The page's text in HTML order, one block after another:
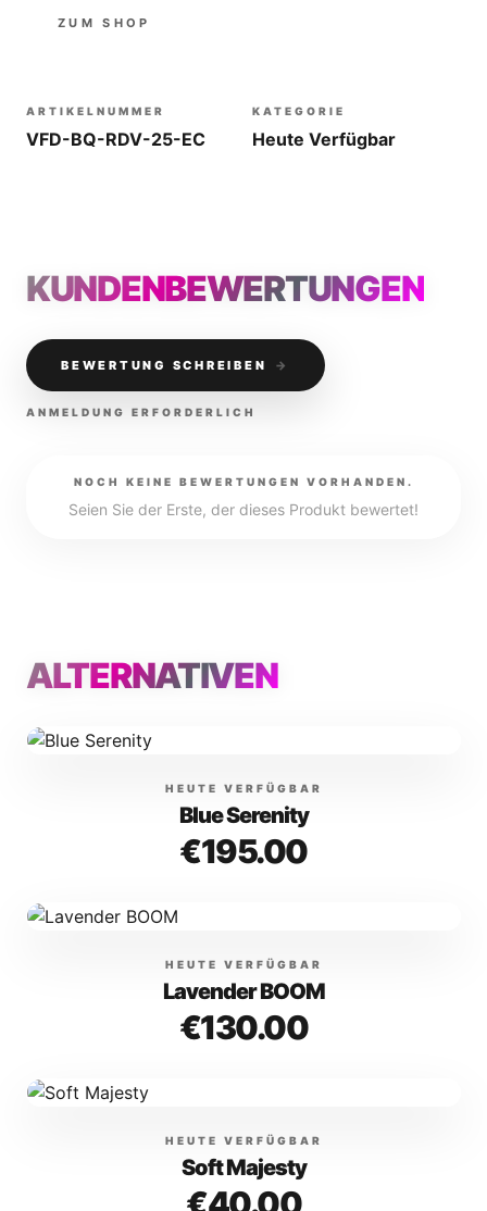
ZUM SHOP
ARTIKELNUMMER
VFD-BQ-RDV-25-EC
KATEGORIE
Heute Verfügbar
KUNDENBEWERTUNGEN
BEWERTUNG SCHREIBEN →
ANMELDUNG ERFORDERLICH
NOCH KEINE BEWERTUNGEN VORHANDEN.
Seien Sie der Erste, der dieses Produkt bewertet!
ALTERNATIVEN
HEUTE VERFÜGBAR
Blue Serenity
€195.00
HEUTE VERFÜGBAR
Lavender BOOM
€130.00
HEUTE VERFÜGBAR
Soft Majesty